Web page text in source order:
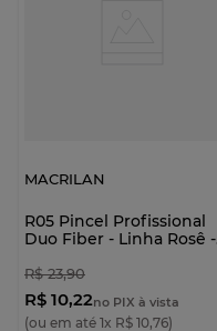
MACRILAN
R05 Pincel Profissional
Duo Fiber - Linha Rosê -
R$ 23,90
R$ 10,22no PIX à vista
(ou em até 1x R$ 10,76)